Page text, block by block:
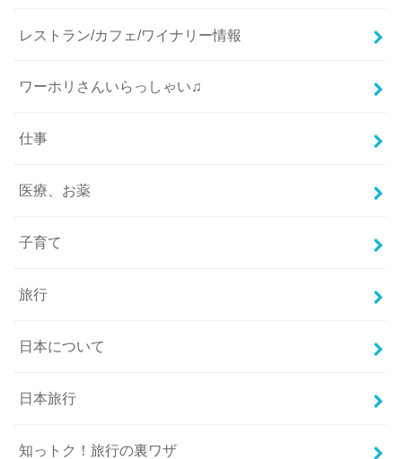
レストラン/カフェ/ワイナリー情報
ワーホリさんいらっしゃい♫
仕事
医療、お薬
子育て
旅行
日本について
日本旅行
知っトク！旅行の裏ワザ